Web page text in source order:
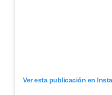
Ver esta publicación en